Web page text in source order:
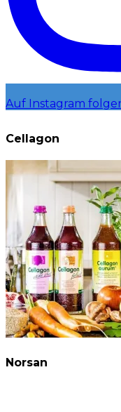
Auf Instagram
Cellagon
Norsan